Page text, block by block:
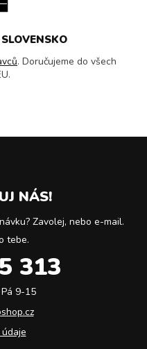
. Doručujeme do všech
NÁS!
Zavolej, nebo e-mail.
tebe.
313
9-15